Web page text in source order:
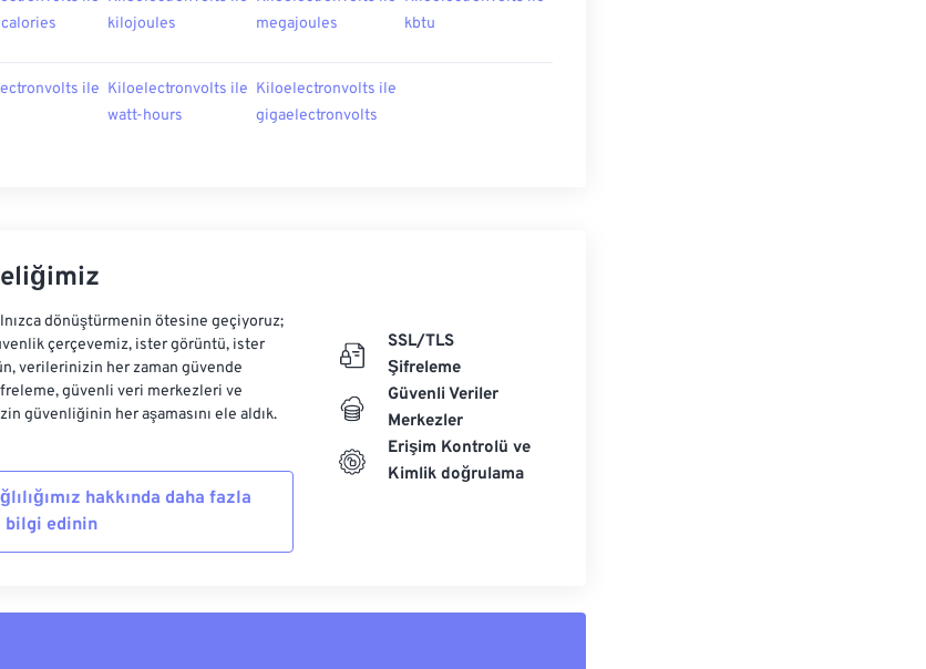
kilojoules
megajoules
kbtu
ile Kiloelectronvolts ile
watt-hours
Kiloelectronvolts ile
gigaelectronvolts
dönüştürmenin ötesine geçiyoruz;
çerçevemiz, ister görüntü, ister
verilerinizin her zaman güvende
güvenli veri merkezleri ve
güvenliğinin her aşamasını ele aldık.
hakkında daha fazla
bilgi edinin
SSL/TLS
Şifreleme
Güvenli Veriler
Merkezler
Erişim Kontrolü ve
Kimlik doğrulama